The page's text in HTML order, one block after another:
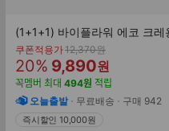
쿠폰적용가기
존
가
12,370원
할
인
률
20% 판
매
가
9,890원
꼭멤버 최대 494원 적립
오늘출발
무료배송 구매 942
즉시할인 10,000원